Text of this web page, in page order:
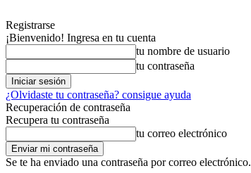
Registrarse
¡Bienvenido! Ingresa en tu cuenta
tu nombre de usuario
tu contraseña
¿Olvidaste tu contraseña? consigue ayuda
Recuperación de contraseña
Recupera tu contraseña
tu correo electrónico
Se te ha enviado una contraseña por correo electrónico.